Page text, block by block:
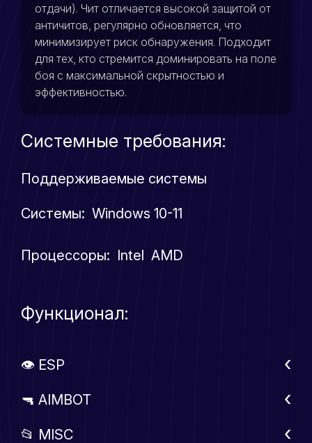
отдачи). Чит отличается высокой защитой от
античитов, регулярно обновляется, что
минимизирует риск обнаружения. Подходит
для тех, кто стремится доминировать на поле
боя с максимальной скрытностью и
эффективностью.
Системные требования:
Поддерживаемые системы
Системы: Windows 10-11
Процессоры: Intel AMD
Функционал:
👁 ESP
🔫 AIMBOT
📂 MISC